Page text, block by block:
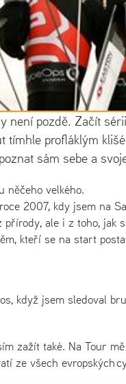
není pozdě. Začít
tímhle profláklým
sám sebe a
něčeho velkého.
2007, kdy jsem na
ale i z toho, jak
kteří se na start
když jsem sledoval
zažít také. Na Tour
ze všech evropských